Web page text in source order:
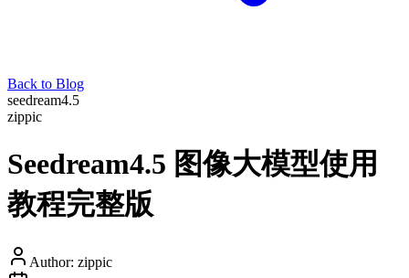
Back to Blog
seedream4.5
zippic
Seedream4.5 图像大模型使用
教程完整版
Author: zippic